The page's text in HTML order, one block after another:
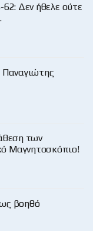
Δεν ήθελε ούτε
Παναγιώτης
των
Μαγνητοσκόπιο!
βοηθό